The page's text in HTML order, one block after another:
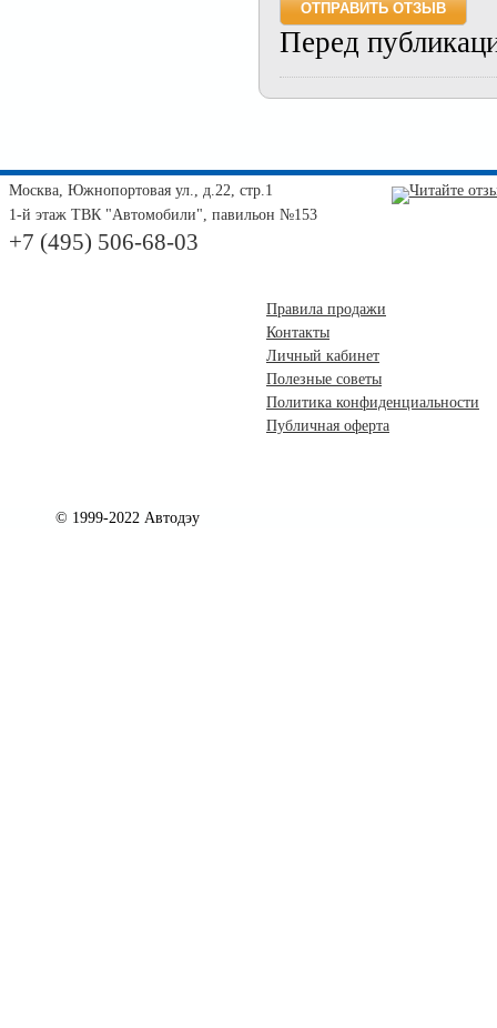
Перед
Москва, Южнопортовая ул., д.22, стр.1
1-й этаж ТВК "Автомобили", павильон №153
+7 (495) 506-68-03
Правила продажи
Контакты
Личный кабинет
Полезные советы
Политика конфиденциальности
Публичная оферта
© 1999-2022 Автодэу